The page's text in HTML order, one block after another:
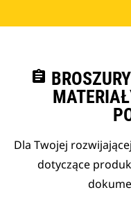
assignment
Dla Twojej
dotyczące